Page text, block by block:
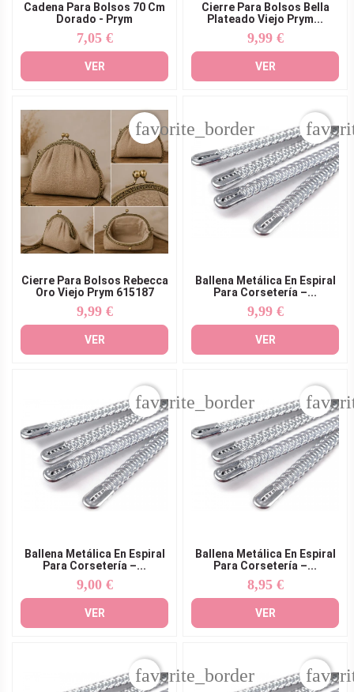
Cadena Para Bolsos 70 Cm
Dorado - Prym
Precio
7,05 €
VER
Cierre Para Bolsos Bella
Plateado Viejo Prym...
Precio
9,99 €
VER
Cierre Para Bolsos Rebecca
Oro Viejo Prym 615187
Precio
9,99 €
VER
favorite_border
Ballena Metálica En Espiral
Para Corsetería –...
Precio
9,99 €
VER
Ballena Metálica En Espiral
Para Corsetería –...
Precio
9,00 €
VER
favorite_border
Ballena Metálica En Espiral
Para Corsetería –...
Precio
8,95 €
VER
favorite_border